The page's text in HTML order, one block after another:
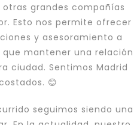
grandes compañías
Esto nos permite ofrecer
y asesoramiento a
mantener una relación
ciudad. Sentimos Madrid
😊
seguimos siendo una